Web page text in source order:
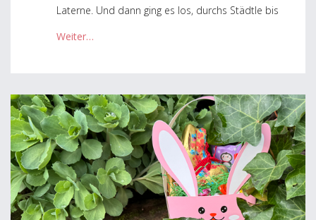
Laterne. Und dann ging es los, durchs Städtle bis
Weiter…